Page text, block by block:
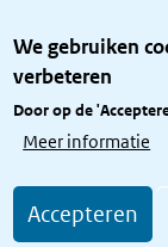
We gebruiken
verbeteren
Door op de
Meer informatie
Accepteren
Privacy
Toegang